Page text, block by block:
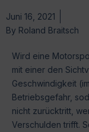
Juni 16, 2021
By Roland Braitsch
Wird eine
mit einer den
Geschwindigkeit
Betriebsgefahr,
nicht zurücktritt,
Verschulden trifft.